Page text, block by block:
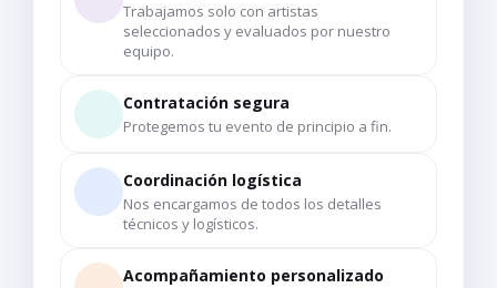
Trabajamos solo con artistas
seleccionados y evaluados por nuestro
equipo.
Contratación segura
Protegemos tu evento de principio a fin.
Coordinación logística
Nos encargamos de todos los detalles
técnicos y logísticos.
Acompañamiento personalizado